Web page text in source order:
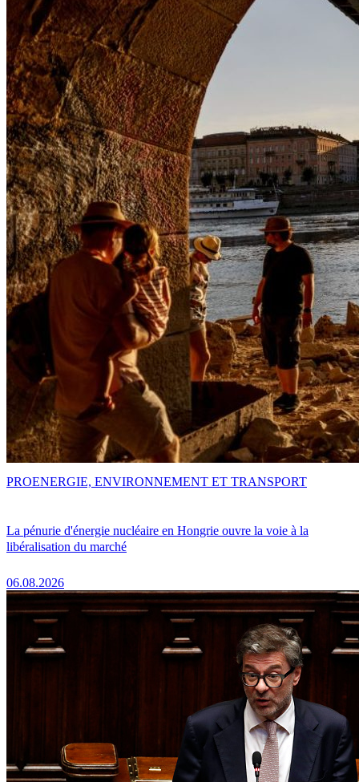
La pénurie d'énergie nucléaire en Hongrie ouvre la voie à la
libéralisation du marché
06.08.2026
PROENERGIE, ENVIRONNEMENT ET TRANSPORT